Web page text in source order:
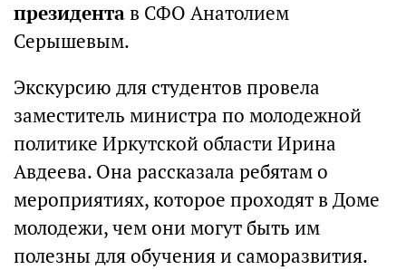
президентав СФО Анатолием
Серышевым.
Экскурсию для студентов провела
заместитель министра по молодежной
политике Иркутской области Ирина
Авдеева. Она рассказала ребятам о
мероприятиях, которое проходят в Доме
молодежи, чем они могут быть им
полезны для обучения и саморазвития.